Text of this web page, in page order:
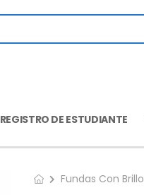
REGISTRO DE ESTUDIANTE
Fundas Con Brillo